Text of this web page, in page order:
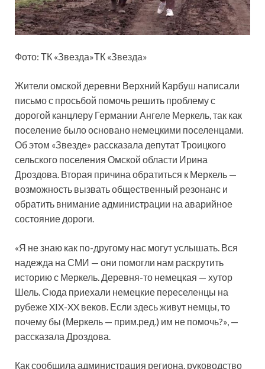
Фото: ТК «Звезда»ТК «Звезда»
Жители омской деревни Верхний Карбуш написали
письмо с просьбой помочь решить проблему с
дорогой канцлеру Германии Ангеле Меркель, так как
поселение было основано немецкими поселенцами.
Об этом «Звезде» рассказала депутат Троицкого
сельского поселения Омской области Ирина
Дроздова. Вторая причина обратиться к Меркель —
возможность вызвать общественный резонанс и
обратить внимание администрации на аварийное
состояние дороги.
«Я не знаю как по-другому нас могут услышать. Вся
надежда на СМИ — они помогли нам раскрутить
историю с Меркель. Деревня-то немецкая — хутор
Шель. Сюда приехали немецкие переселенцы на
рубеже XIX-XX веков. Если здесь живут немцы, то
почему бы (Меркель — прим.ред.) им не помочь?», —
рассказала Дроздова.
Как сообщила администрация региона, руководство